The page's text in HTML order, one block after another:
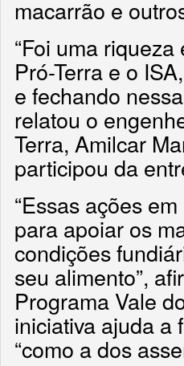
macarrão e
“Foi uma
Pró-Terra e o
e fechando
relatou o
Terra, Amilcar
participou da
“Essas ações
para apoiar os
condições
seu alimento”,
Programa Vale
iniciativa ajuda a
“como a dos